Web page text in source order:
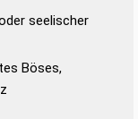
seelischer
Böses,